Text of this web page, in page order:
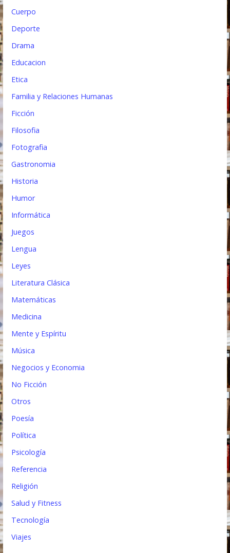
Cuerpo
Deporte
Drama
Educacion
Etica
Familia y Relaciones Humanas
Ficción
Filosofia
Fotografia
Gastronomia
Historia
Humor
Informática
Juegos
Lengua
Leyes
Literatura Clásica
Matemáticas
Medicina
Mente y Espíritu
Música
Negocios y Economia
No Ficción
Otros
Poesía
Política
Psicología
Referencia
Religión
Salud y Fitness
Tecnología
Viajes